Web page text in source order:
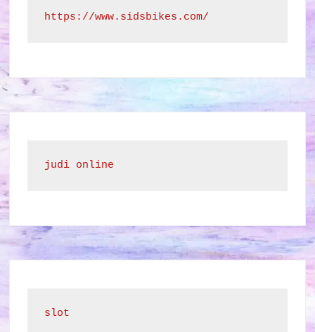
https://www.sidsbikes.com/
judi online
slot